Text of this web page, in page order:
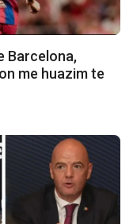
Barcelona,
me huazim te